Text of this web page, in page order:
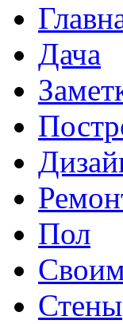
Дача
Пол
Стены